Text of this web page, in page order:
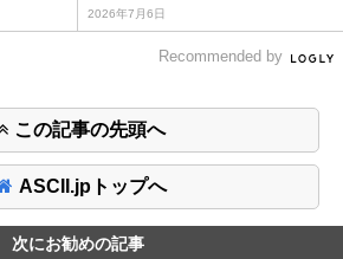
2026年7月6日
Recommended by
この記事の先頭へ
ASCII.jpトップへ
次にお勧めの記事